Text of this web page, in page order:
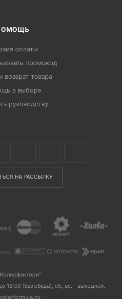
оплаты
промокод
возврат товара
в выборе
руководству
НА РАССЫЛКУ
18:00 (без обеда), сб., вс. - выходной.